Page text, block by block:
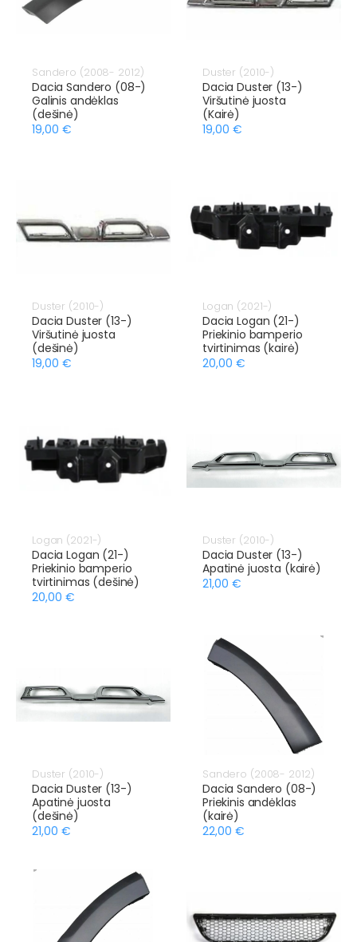
Sandero (2008- 2012)
Dacia Sandero (08-)
Galinis andėklas
(dešinė)
19,00 €
Duster (2010-)
Dacia Duster (13-)
Viršutinė juosta
(Kairė)
19,00 €
Duster (2010-)
Dacia Duster (13-)
Viršutinė juosta
(dešinė)
19,00 €
Logan (2021-)
Dacia Logan (21-)
Priekinio bamperio
tvirtinimas (kairė)
20,00 €
Logan (2021-)
Dacia Logan (21-)
Priekinio bamperio
tvirtinimas (dešinė)
20,00 €
Duster (2010-)
Dacia Duster (13-)
Apatinė juosta (kairė)
21,00 €
Duster (2010-)
Dacia Duster (13-)
Apatinė juosta
(dešinė)
21,00 €
Sandero (2008- 2012)
Dacia Sandero (08-)
Priekinis andėklas
(kairė)
22,00 €